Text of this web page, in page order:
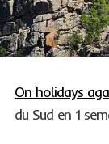
On holidays
du Sud en 1